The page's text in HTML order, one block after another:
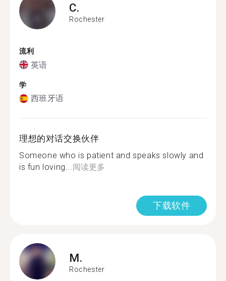
C.
Rochester
流利
英语
学
西班牙语
理想的对话交换伙伴
Someone who is patient and speaks slowly and
is fun loving...阅读更多
下载软件
M.
Rochester